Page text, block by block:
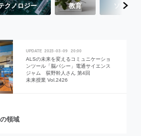
クノロジー 教育 ソーシャ
2023 03 09 20:00
ALSの未来を変えるコミュニケーショ
ンツール「脳パシー」電通サイエンス
ジャム 荻野幹人さん 第4回
未来授業 Vol.2426
領域